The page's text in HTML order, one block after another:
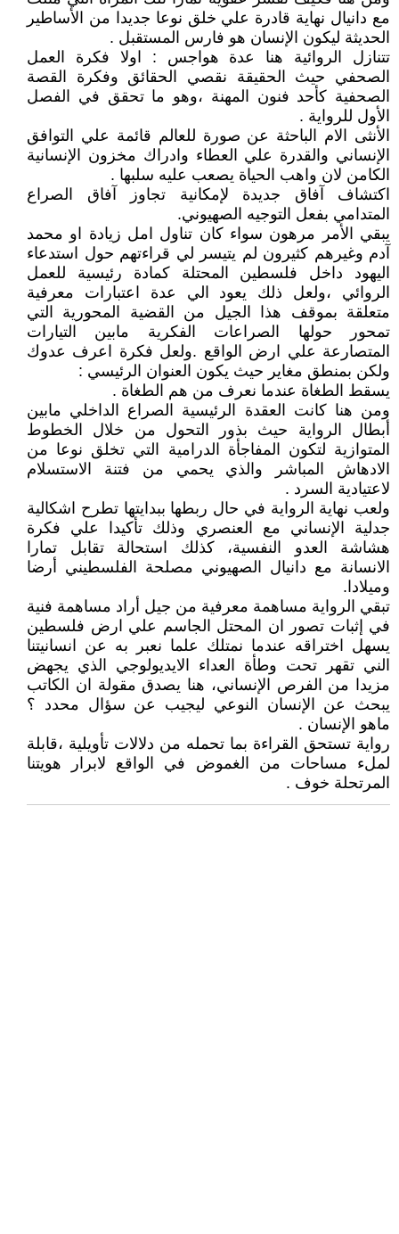
مع دانيال نهاية قادرة علي خلق نوعا جديدا من الأساطير
الحديثة ليكون الإنسان هو فارس المستقبل .
تتنازل الروائية هنا عدة هواجس : اولا فكرة العمل
الصحفي حيث الحقيقة نقصي الحقائق وفكرة القصة
الصحفية كأحد فنون المهنة ،وهو ما تحقق في الفصل
الأول للرواية .
الأنثى الام الباحثة عن صورة للعالم قائمة علي التوافق
الإنساني والقدرة علي العطاء وادراك مخزون الإنسانية
الكامن لان واهب الحياة يصعب عليه سلبها .
اكتشاف آفاق جديدة لإمكانية تجاوز آفاق الصراع
المتدامي بفعل التوجيه الصهيوني.
يبقي الأمر مرهون سواء كان تناول امل زيادة او محمد
آدم وغيرهم كثيرون لم يتيسر لي قراءتهم حول استدعاء
اليهود داخل فلسطين المحتلة كمادة رئيسية للعمل
الروائي ،ولعل ذلك يعود الي عدة اعتبارات معرفية
متعلقة بموقف هذا الجيل من القضية المحورية التي
تمحور حولها الصراعات الفكرية مابين التيارات
المتصارعة علي ارض الواقع .ولعل فكرة اعرف عدوك
ولكن بمنطق مغاير حيث يكون العنوان الرئيسي :
يسقط الطغاة عندما نعرف من هم الطغاة .
ومن هنا كانت العقدة الرئيسية الصراع الداخلي مابين
أبطال الرواية حيث بذور التحول من خلال الخطوط
المتوازية لتكون المفاجأة الدرامية التي تخلق نوعا من
الادهاش المباشر والذي يحمي من فتنة الاستسلام
لاعتيادية السرد .
ولعب نهاية الرواية في حال ربطها ببدايتها تطرح اشكالية
جدلية الإنساني مع العنصري وذلك تأكيدا علي فكرة
هشاشة العدو النفسية، كذلك استحالة تقابل تمارا
الانسانة مع دانيال الصهيوني مصلحة الفلسطيني أرضا
وميلادا.
تبقي الرواية مساهمة معرفية من جيل أراد مساهمة فنية
في إثبات تصور ان المحتل الجاسم علي ارض فلسطين
يسهل اختراقه عندما نمتلك علما نعبر به عن انسانيتنا
الني تقهر تحت وطأة العداء الايديولوجي الذي يجهض
مزيدا من الفرص الإنساني، هنا يصدق مقولة ان الكاتب
يبحث عن الإنسان النوعي ليجيب عن سؤال محدد ؟
ماهو الإنسان .
رواية تستحق القراءة بما تحمله من دلالات تأويلية ،قابلة
لملء مساحات من الغموض في الواقع لابرار هويتنا
المرتحلة خوف .